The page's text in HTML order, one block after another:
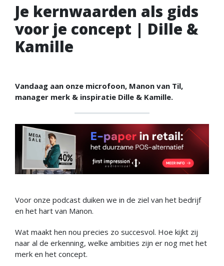
Je kernwaarden als gids
voor je concept | Dille &
Kamille
Vandaag aan onze microfoon, Manon van Til,
manager merk & inspiratie Dille & Kamille.
Voor onze podcast duiken we in de ziel van het bedrijf
en het hart van Manon.
Wat maakt hen nou precies zo succesvol. Hoe kijkt zij
naar al de erkenning, welke ambities zijn er nog met het
merk en het concept.